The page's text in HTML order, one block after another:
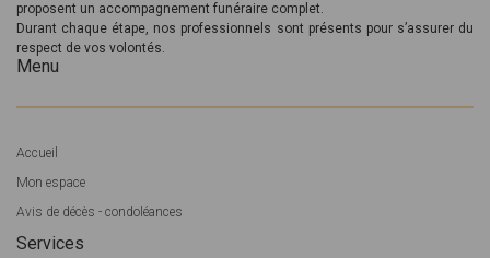
proposent un accompagnement funéraire complet.
Durant chaque étape, nos professionnels sont présents pour s’assurer du
respect de vos volontés.
Menu
Accueil
Mon espace
Avis de décès - condoléances
Services